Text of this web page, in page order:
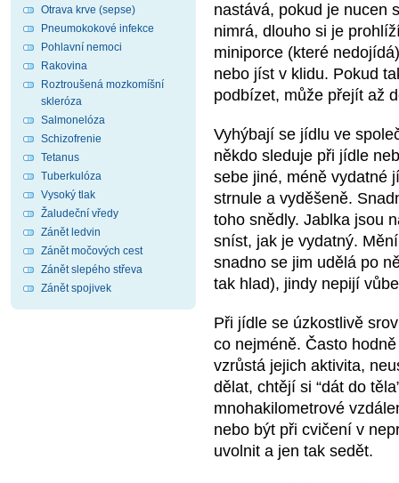
nastává, pokud je nucen
nimrá, dlouho si je
miniporce (které
nebo jíst v klidu. Pokud
podbízet, může přejít až
Vyhýbají se jídlu ve
někdo sleduje při jídle
sebe jiné, méně vydatné
strnule a vyděšeně.
toho snědly. Jablka jsou
sníst, jak je vydatný.
snadno se jim udělá po
tak hlad), jindy nepijí
Při jídle se úzkostlivě
co nejméně. Často
vzrůstá jejich aktivita,
dělat, chtějí si “dát do
mnohakilometrové
nebo být při cvičení v
uvolnit a jen tak sedět.
Otrava krve (sepse)
Pneumokokové infekce
Pohlavní nemoci
Rakovina
Roztroušená mozkomíšní
skleróza
Salmonelóza
Schizofrenie
Tetanus
Tuberkulóza
Vysoký tlak
Žaludeční vředy
Zánět ledvin
Zánět močových cest
Zánět slepého střeva
Zánět spojivek